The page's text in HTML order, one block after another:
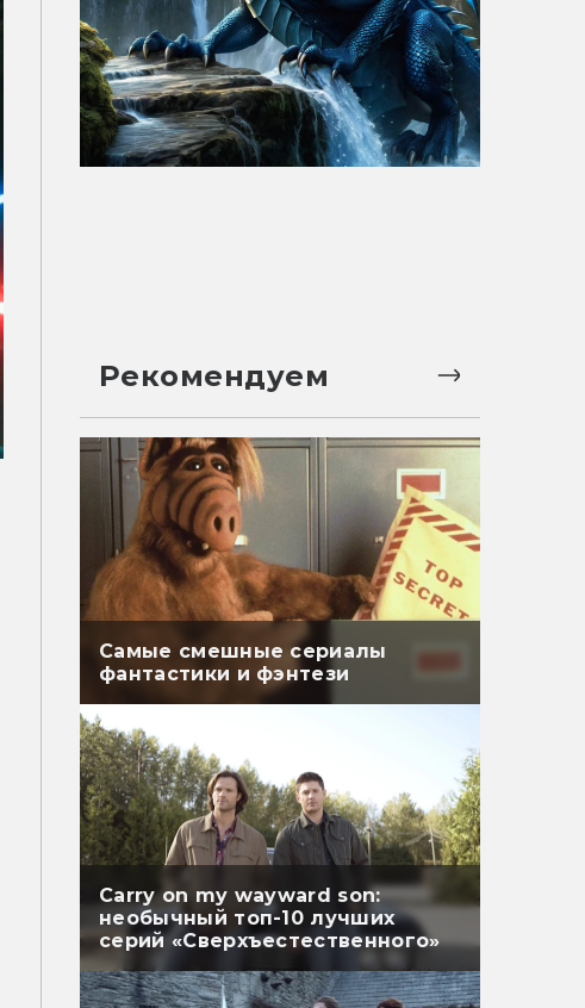
Рекомендуем
Самые смешные сериалы
фантастики и фэнтези
Carry on my wayward son:
необычный топ-10 лучших
серий «Сверхъестественного»